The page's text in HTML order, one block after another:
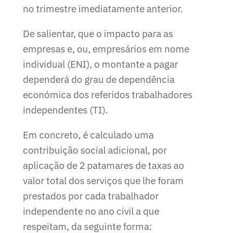
no trimestre imediatamente anterior.
De salientar, que o impacto para as
empresas e, ou, empresários em nome
individual (ENI), o montante a pagar
dependerá do grau de dependência
económica dos referidos trabalhadores
independentes (TI).
Em concreto, é calculado uma
contribuição social adicional, por
aplicação de 2 patamares de taxas ao
valor total dos serviços que lhe foram
prestados por cada trabalhador
independente no ano civil a que
respeitam, da seguinte forma: